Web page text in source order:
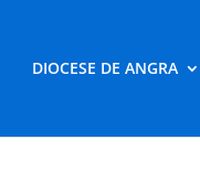
DIOCESE DE ANGRA